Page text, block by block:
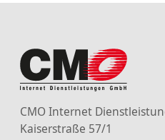
CMO Internet
Kaiserstraße 57/1